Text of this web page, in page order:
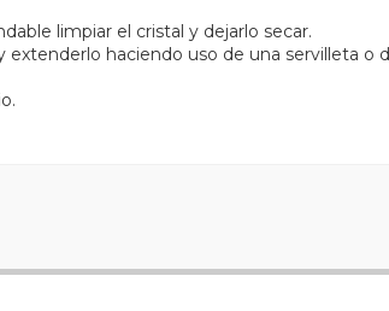
limpiar el cristal y dejarlo secar.
extenderlo haciendo uso de una servilleta o